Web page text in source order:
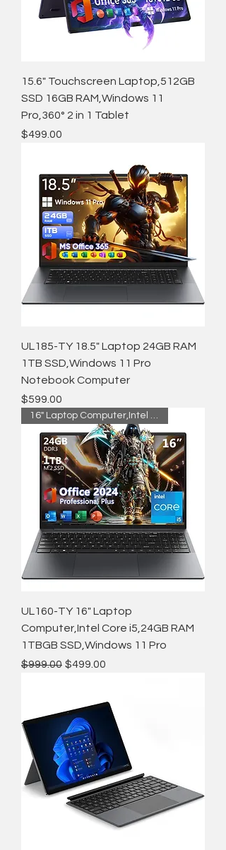
15.6" Touchscreen Laptop,512GB
SSD 16GB RAM,Windows 11
Pro,360° 2 in 1 Tablet
価格
$499.00
UL185-TY 18.5" Laptop 24GB RAM
1TB SSD,Windows 11 Pro
Notebook Computer
価格
$599.00
16" Laptop Computer,Intel Core
UL160-TY 16" Laptop
Computer,Intel Core i5,24GB RAM
1TBGB SSD,Windows 11 Pro
通常価格
$999.00 セール価格
$499.00